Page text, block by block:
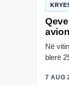
Në
blerë
7 AUG